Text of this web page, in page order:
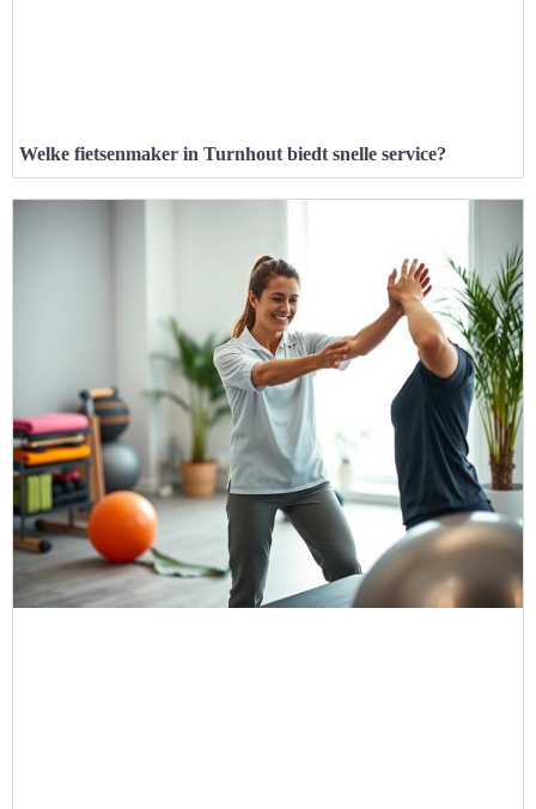
Welke fietsenmaker in Turnhout biedt snelle service?